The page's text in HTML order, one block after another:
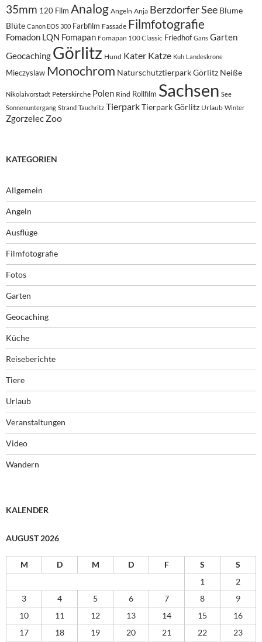
35mm 120 Film Analog Angeln Anja Berzdorfer See Blume
Blüte Canon EOS 300 Farbfilm Fassade Filmfotografie
Fomadon LQN Fomapan Fomapan 100 Classic Friedhof Gans Garten
Geocaching Görlitz Hund Kater Katze Kuh Landeskrone
Mieczyslaw Monochrom Naturschutztierpark Görlitz Neiße
Nikolaivorstadt Peterskirche Polen Rind Rollfilm Sachsen See
Sonnenuntergang Strand Tauchritz TierparkTierpark Görlitz Urlaub Winter
Zgorzelec Zoo
KATEGORIEN
Allgemein
Angeln
Ausflüge
Filmfotografie
Fotos
Garten
Geocaching
Küche
Reiseberichte
Tiere
Urlaub
Veranstaltungen
Video
Wandern
KALENDER
AUGUST 2026
M D M D F S
S
1
2
3
4 5 6 7 8
9
10
11 12 13 14 15
16
17
18 19 20 21 22
23